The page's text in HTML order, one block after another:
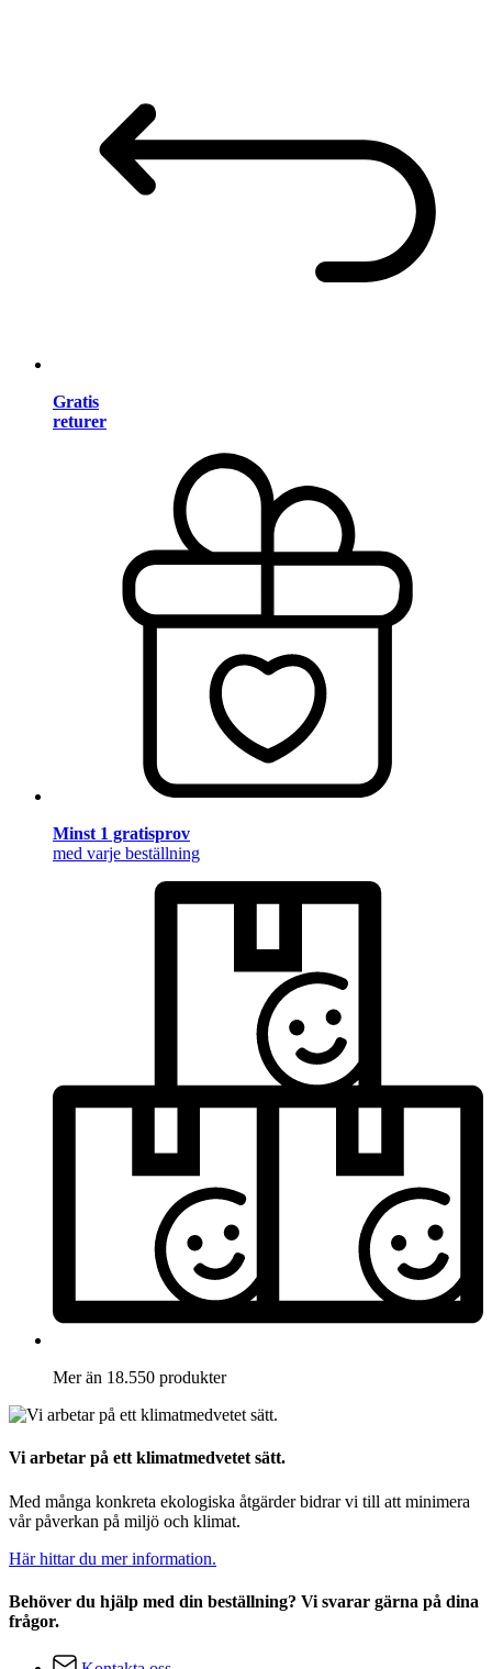
Gratis
returer
Minst 1 gratisprov
med varje beställning
Mer än 18.550 produkter
Vi arbetar på ett klimatmedvetet sätt.
Med många konkreta ekologiska åtgärder bidrar vi till att minimera
vår påverkan på miljö och klimat.
Här hittar du mer information.
Behöver du hjälp med din beställning? Vi svarar gärna på dina
frågor.